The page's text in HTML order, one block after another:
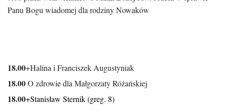
Panu Bogu wiadomej dla rodziny Nowaków
18.00+Halina i Franciszek Augustyniak
18.00O zdrowie dla Małgorzaty Różańskiej
18.00+Stanisław Sternik (greg. 8)